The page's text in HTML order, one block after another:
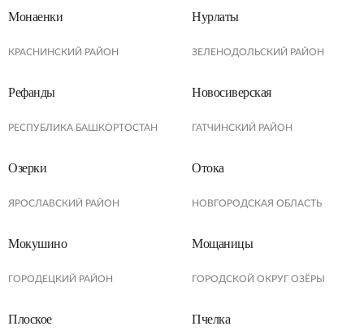
Монаенки
КРАСНИНСКИЙ РАЙОН
Нурлаты
ЗЕЛЕНОДОЛЬСКИЙ РАЙОН
Рефанды
РЕСПУБЛИКА БАШКОРТОСТАН
Новосиверская
ГАТЧИНСКИЙ РАЙОН
Озерки
ЯРОСЛАВСКИЙ РАЙОН
Отока
НОВГОРОДСКАЯ ОБЛАСТЬ
Мокушино
ГОРОДЕЦКИЙ РАЙОН
Мощаницы
ГОРОДСКОЙ ОКРУГ ОЗЁРЫ
Плоское Пчелка